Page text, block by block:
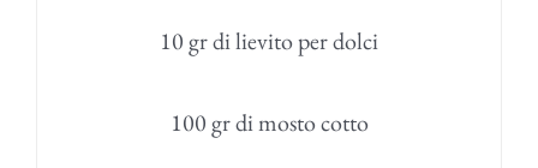
10 gr di lievito per dolci
100 gr di mosto cotto